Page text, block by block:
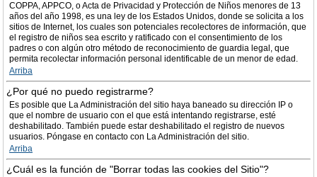
COPPA, APPCO, o Acta de Privacidad y Protección de Niños menores de 13
años del año 1998, es una ley de los Estados Unidos, donde se solicita a los
sitios de Internet, los cuales son potenciales recolectores de información, que
el registro de niños sea escrito y ratificado con el consentimiento de los
padres o con algún otro método de reconocimiento de guardia legal, que
permita recolectar información personal identificable de un menor de edad.
Arriba
¿Por qué no puedo registrarme?
Es posible que La Administración del sitio haya baneado su dirección IP o
que el nombre de usuario con el que está intentando registrarse, esté
deshabilitado. También puede estar deshabilitado el registro de nuevos
usuarios. Póngase en contacto con La Administración del sitio.
Arriba
¿Cuál es la función de "Borrar todas las cookies del Sitio"?